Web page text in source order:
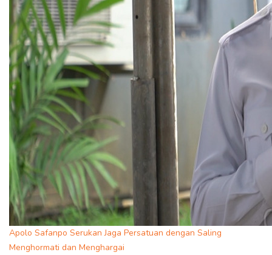
Apolo Safanpo Serukan Jaga Persatuan dengan Saling
Menghormati dan Menghargai